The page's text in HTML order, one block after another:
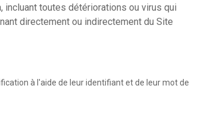
incluant toutes détériorations ou virus qui
directement ou indirectement du Site
à l'aide de leur identifiant et de leur mot de